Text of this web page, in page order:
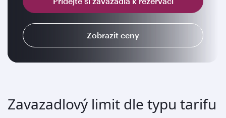
Zobrazit ceny
Zavazadlový limit dle typu tarifu